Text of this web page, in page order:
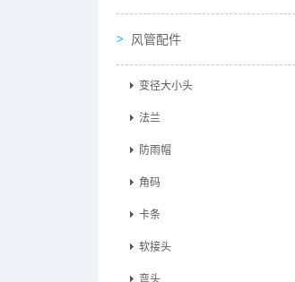
风管配件
变径大小头
法兰
防雨帽
角码
卡条
软接头